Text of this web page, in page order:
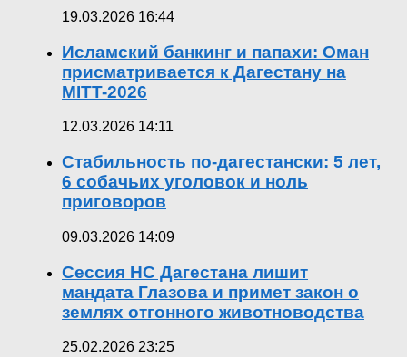
19.03.2026 16:44
Исламский банкинг и папахи: Оман
присматривается к Дагестану на
MITT-2026
12.03.2026 14:11
Стабильность по-дагестански: 5 лет,
6 собачьих уголовок и ноль
приговоров
09.03.2026 14:09
Сессия НС Дагестана лишит
мандата Глазова и примет закон о
землях отгонного животноводства
25.02.2026 23:25